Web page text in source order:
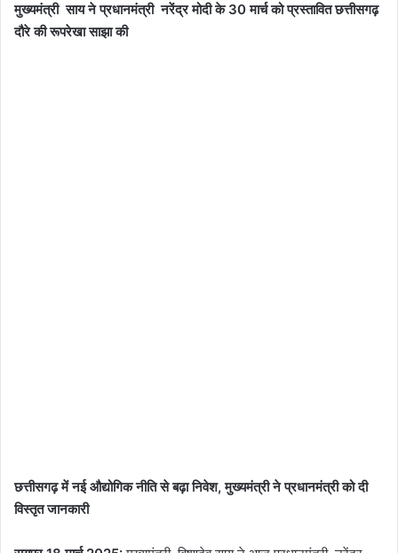
मुख्यमंत्री साय ने प्रधानमंत्री नरेंद्र मोदी के 30 मार्च को प्रस्तावित छत्तीसगढ़
दौरे की रूपरेखा साझा की
छत्तीसगढ़ में नई औद्योगिक नीति से बढ़ा निवेश, मुख्यमंत्री ने प्रधानमंत्री को दी
विस्तृत जानकारी